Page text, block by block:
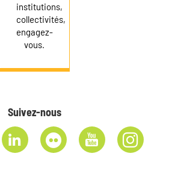
institutions,
collectivités,
engagez-
vous.
Suivez-nous